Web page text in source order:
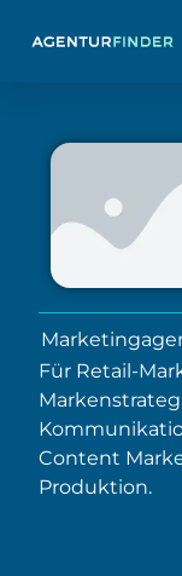
Für Retail-
Content
Produktion.